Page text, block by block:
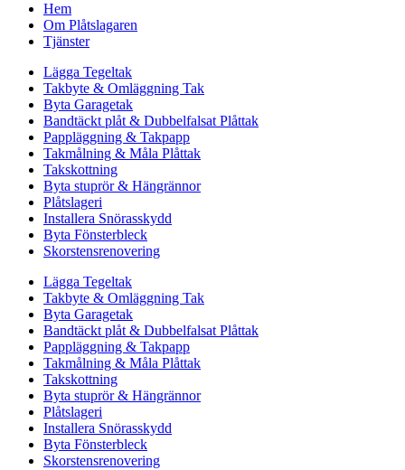
Hem
Om Plåtslagaren
Tjänster
Lägga Tegeltak
Takbyte & Omläggning Tak
Byta Garagetak
Bandtäckt plåt & Dubbelfalsat Plåttak
Pappläggning & Takpapp
Takmålning & Måla Plåttak
Takskottning
Byta stuprör & Hängrännor
Plåtslageri
Installera Snörasskydd
Byta Fönsterbleck
Skorstensrenovering
Lägga Tegeltak
Takbyte & Omläggning Tak
Byta Garagetak
Bandtäckt plåt & Dubbelfalsat Plåttak
Pappläggning & Takpapp
Takmålning & Måla Plåttak
Takskottning
Byta stuprör & Hängrännor
Plåtslageri
Installera Snörasskydd
Byta Fönsterbleck
Skorstensrenovering